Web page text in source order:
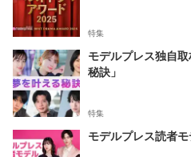
特集
モデルプレス独自
秘訣」
特集
モデルプレス読者